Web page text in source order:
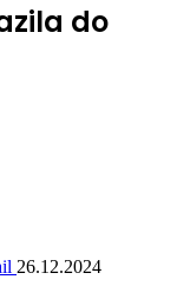
do
26.12.2024